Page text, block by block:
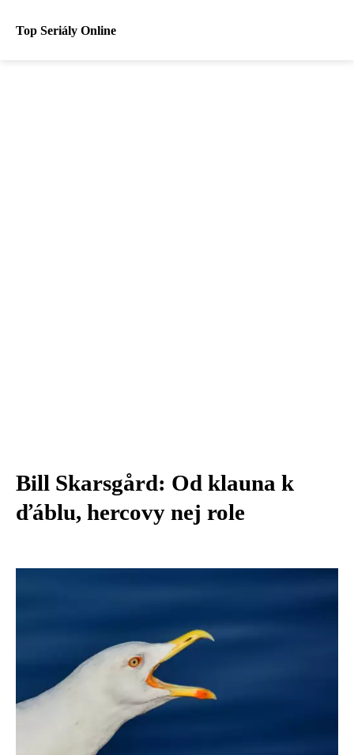
Top Seriály Online
Bill Skarsgård: Od klauna k
ďáblu, hercovy nej role